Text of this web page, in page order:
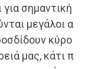
σημαντική
μεγάλοι α
κύρο
μας, κάτι π